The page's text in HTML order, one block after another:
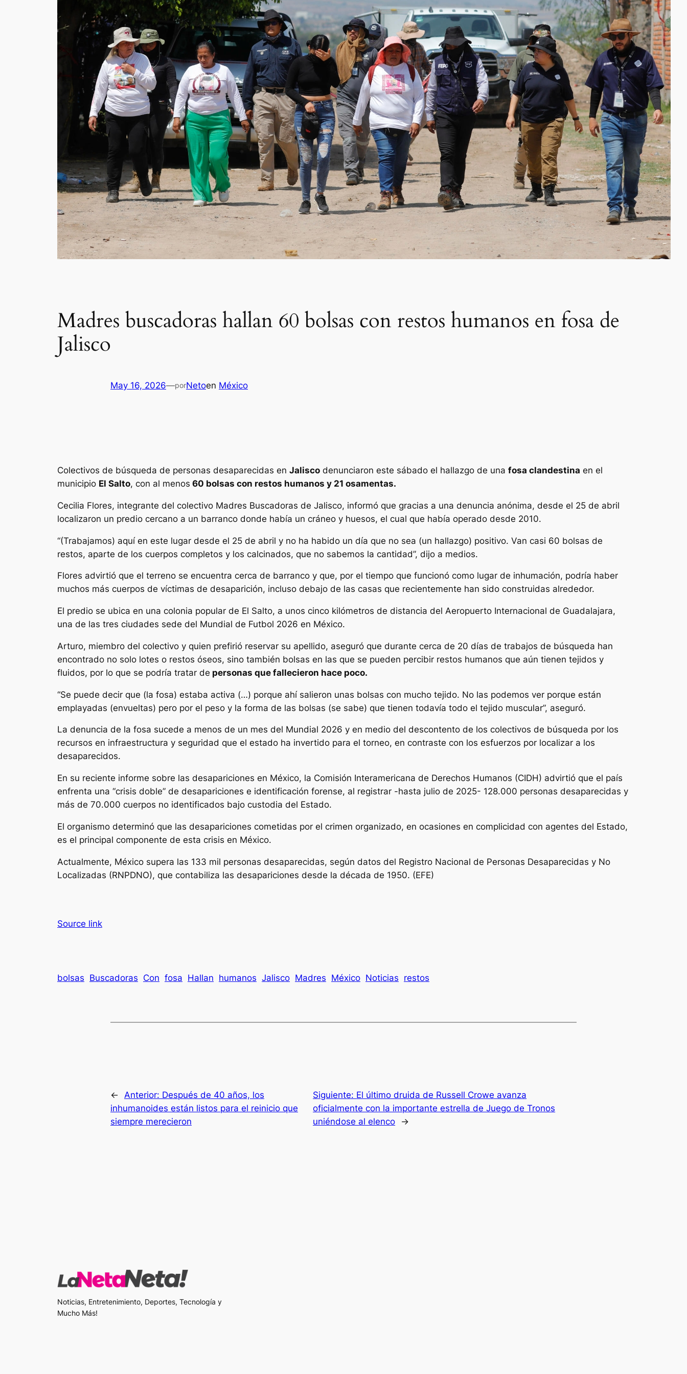
Madres buscadoras hallan 60 bolsas con restos humanos en fosa de
Jalisco
May 16, 2026—porNetoen México
Colectivos de búsqueda de personas desaparecidas en Jalisco denunciaron este sábado el hallazgo de una fosa clandestina en el
municipio El Salto, con al menos 60 bolsas con restos humanos y 21 osamentas.
Cecilia Flores, integrante del colectivo Madres Buscadoras de Jalisco, informó que gracias a una denuncia anónima, desde el 25 de abril
localizaron un predio cercano a un barranco donde había un cráneo y huesos, el cual que había operado desde 2010.
“(Trabajamos) aquí en este lugar desde el 25 de abril y no ha habido un día que no sea (un hallazgo) positivo. Van casi 60 bolsas de
restos, aparte de los cuerpos completos y los calcinados, que no sabemos la cantidad”, dijo a medios.
Flores advirtió que el terreno se encuentra cerca de barranco y que, por el tiempo que funcionó como lugar de inhumación, podría haber
muchos más cuerpos de víctimas de desaparición, incluso debajo de las casas que recientemente han sido construidas alrededor.
El predio se ubica en una colonia popular de El Salto, a unos cinco kilómetros de distancia del Aeropuerto Internacional de Guadalajara,
una de las tres ciudades sede del Mundial de Futbol 2026 en México.
Arturo, miembro del colectivo y quien prefirió reservar su apellido, aseguró que durante cerca de 20 días de trabajos de búsqueda han
encontrado no solo lotes o restos óseos, sino también bolsas en las que se pueden percibir restos humanos que aún tienen tejidos y
fluidos, por lo que se podría tratar de personas que fallecieron hace poco.
“Se puede decir que (la fosa) estaba activa (…) porque ahí salieron unas bolsas con mucho tejido. No las podemos ver porque están
emplayadas (envueltas) pero por el peso y la forma de las bolsas (se sabe) que tienen todavía todo el tejido muscular”, aseguró.
La denuncia de la fosa sucede a menos de un mes del Mundial 2026 y en medio del descontento de los colectivos de búsqueda por los
recursos en infraestructura y seguridad que el estado ha invertido para el torneo, en contraste con los esfuerzos por localizar a los
desaparecidos.
En su reciente informe sobre las desapariciones en México, la Comisión Interamericana de Derechos Humanos (CIDH) advirtió que el país
enfrenta una “crisis doble” de desapariciones e identificación forense, al registrar -hasta julio de 2025- 128.000 personas desaparecidas y
más de 70.000 cuerpos no identificados bajo custodia del Estado.
El organismo determinó que las desapariciones cometidas por el crimen organizado, en ocasiones en complicidad con agentes del Estado,
es el principal componente de esta crisis en México.
Actualmente, México supera las 133 mil personas desaparecidas, según datos del Registro Nacional de Personas Desaparecidas y No
Localizadas (RNPDNO), que contabiliza las desapariciones desde la década de 1950. (EFE)
Source link
bolsas Buscadoras Con fosa Hallan humanos Jalisco Madres México Noticias restos
← Anterior: Después de 40 años, los
inhumanoides están listos para el reinicio que
siempre merecieron
Siguiente: El último druida de Russell Crowe avanza
oficialmente con la importante estrella de Juego de Tronos
uniéndose al elenco
→
Noticias, Entretenimiento, Deportes, Tecnología y
Mucho Más!